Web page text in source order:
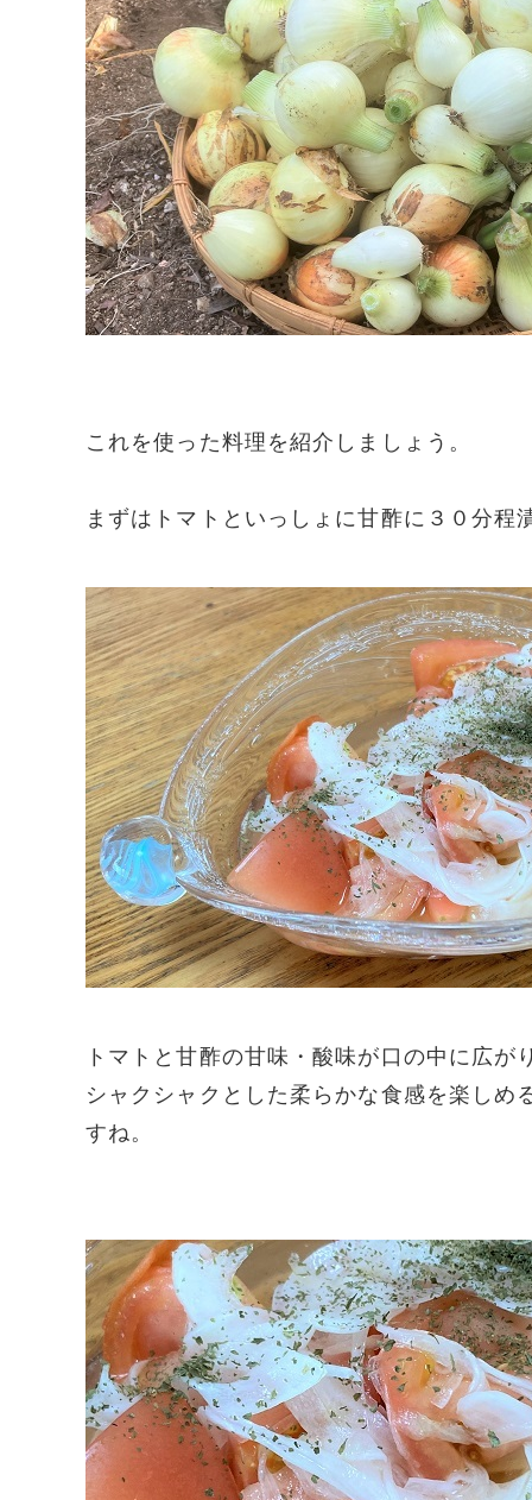
これを使った料理を紹介しましょう。
まずはトマトといっしょに甘酢に３０分程
トマトと甘酢の甘味・酸味が口の中に広
シャクシャクとした柔らかな食感を楽し
すね。